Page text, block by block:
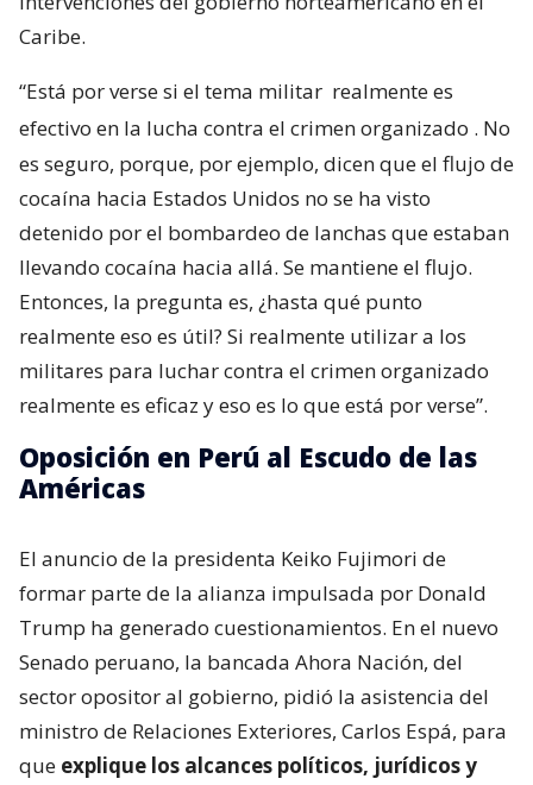
Caribe.
“Está por verse si el tema militar realmente es
efectivo en la lucha contra el crimen organizado . No
es seguro, porque, por ejemplo, dicen que el flujo de
cocaína hacia Estados Unidos no se ha visto
detenido por el bombardeo de lanchas que estaban
llevando cocaína hacia allá. Se mantiene el flujo.
Entonces, la pregunta es, ¿hasta qué punto
realmente eso es útil? Si realmente utilizar a los
militares para luchar contra el crimen organizado
realmente es eficaz y eso es lo que está por verse”.
Oposición en Perú al Escudo de las
Américas
El anuncio de la presidenta Keiko Fujimori de
formar parte de la alianza impulsada por Donald
Trump ha generado cuestionamientos. En el nuevo
Senado peruano, la bancada Ahora Nación, del
sector opositor al gobierno, pidió la asistencia del
ministro de Relaciones Exteriores, Carlos Espá, para
que explique los alcances políticos, jurídicos y